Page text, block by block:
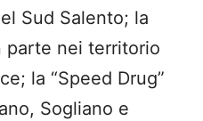
Sud Salento; la
parte nei territorio
la “Speed Drug”
Sogliano e